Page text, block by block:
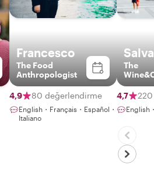
Francesco
The Food
Anthropologist
4,9 80 değerlendirme
English・Français・Español・
Italiano
The
Expert
4,7
English